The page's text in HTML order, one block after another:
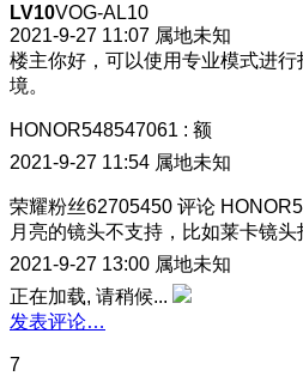
LV10VOG-AL10
2021-9-27 11:07 属地未知
楼主你好，可以使用专业模式进
境。
HONOR548547061 : 额
2021-9-27 11:54 属地未知
荣耀粉丝62705450 评论
月亮的镜头不支持，比如莱卡镜头
2021-9-27 13:00 属地未知
正在加载, 请稍候...
发表评论…
7